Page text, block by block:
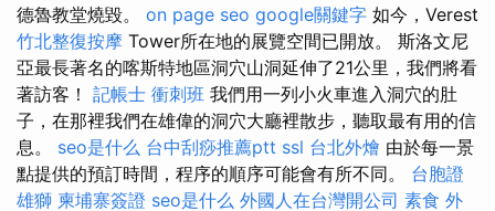
德魯教堂燒毀。 on page seo google關鍵字 如今，Verest
竹北整復按摩 Tower所在地的展覽空間已開放。 斯洛文尼
亞最長著名的喀斯特地區洞穴山洞延伸了21公里，我們將看
著訪客！ 記帳士 衝刺班 我們用一列小火車進入洞穴的肚
子，在那裡我們在雄偉的洞穴大廳裡散步，聽取最有用的信
息。 seo是什么 台中刮痧推薦ptt ssl 台北外燴 由於每一景
點提供的預訂時間，程序的順序可能會有所不同。 台胞證
雄獅 柬埔寨簽證 seo是什么 外國人在台灣開公司 素食 外